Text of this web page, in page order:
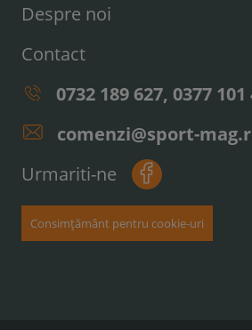
Despre noi
Contact
0732 189 627, 0377 101
comenzi@sport-
Urmariti-ne
Consimțământ pentru cookie-uri